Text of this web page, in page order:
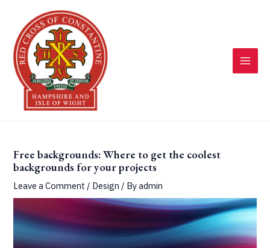
content
Free backgrounds: Where to get the coolest
backgrounds for your projects
Leave a Comment / Design / Byadmin